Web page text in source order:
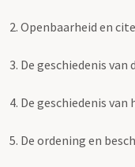
2. Openbaarheid en
3. De geschiedenis van
4. De geschiedenis
5. De ordening en